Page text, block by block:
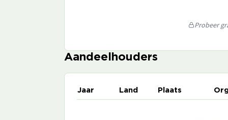
Probeer
Aandeelhouders
Jaar Land Plaats